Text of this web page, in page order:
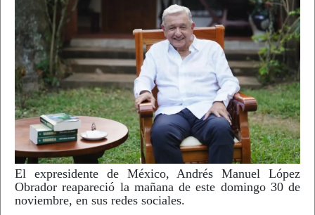
El expresidente de México, Andrés Manuel López
Obrador reapareció la mañana de este domingo 30 de
noviembre, en sus redes sociales.